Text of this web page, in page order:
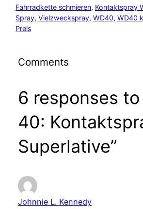
Fahrradkette schmieren, Kontaktspray
Spray, Vielzweckspray, WD40, WD40
Preis
Comments
6 responses to
40:
Superlative”
Johnnie L. Kennedy